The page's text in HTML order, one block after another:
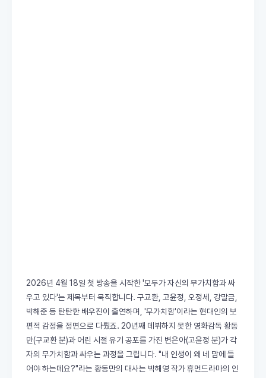
2026년 4월 18일 첫 방송을 시작한 '모두가 자신의 무가치함과 싸
우고 있다'는 제목부터 묵직합니다. 구교환, 고윤정, 오정세, 강말금,
박해준 등 탄탄한 배우진이 출연하며, '무가치함'이라는 현대인의 보
편적 감정을 정면으로 다뤘죠. 20년째 데뷔하지 못한 영화감독 황동
만(구교환 분)과 어린 시절 유기 공포를 가진 변은아(고윤정 분)가 각
자의 무가치함과 싸우는 과정을 그립니다. "내 인생이 왜 네 맘에 들
어야 하는데요?"라는 황동만의 대사는 박해영 작가 휴먼드라마의 인